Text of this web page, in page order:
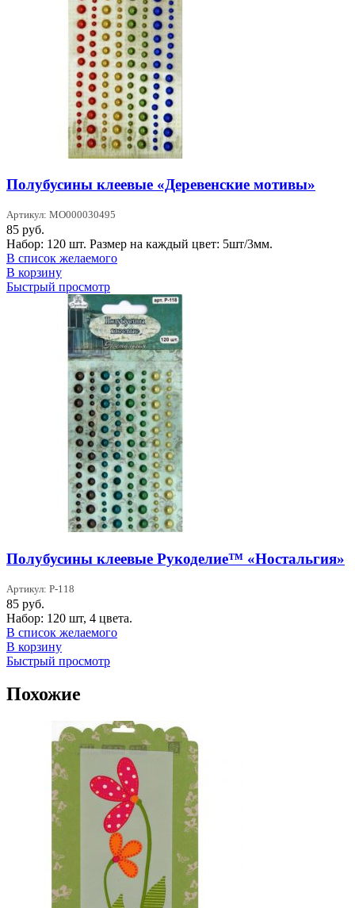
Полубусины клеевые «Деревенские мотивы»
Артикул: MO000030495
85 руб.
Набор: 120 шт. Размер на каждый цвет: 5шт/3мм.
В список желаемого
В корзину
Быстрый просмотр
Полубусины клеевые Рукоделие™ «Ностальгия»
Артикул: P-118
85 руб.
Набор: 120 шт, 4 цвета.
В список желаемого
В корзину
Быстрый просмотр
Похожие